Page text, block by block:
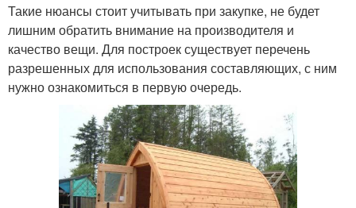
Такие нюансы стоит учитывать при закупке, не будет
лишним обратить внимание на производителя и
качество вещи. Для построек существует перечень
разрешенных для использования составляющих, с ним
нужно ознакомиться в первую очередь.